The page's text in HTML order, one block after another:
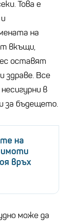
Това е
на
вкъщи,
оставят
здраве. Все
в
за бъдещето.
на
връх
може да